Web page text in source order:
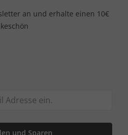
an und erhalte einen 10€
und Sparen